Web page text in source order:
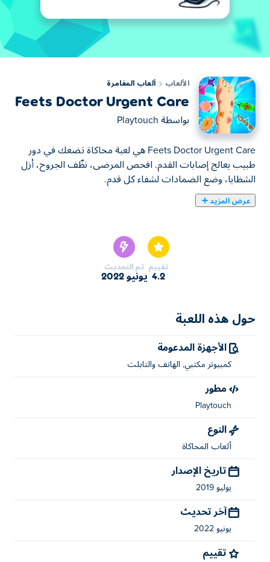
الألعاب ألعاب المغامرة
Feets Doctor Urgent Care
بواسطة Playtouch
Feets Doctor Urgent Care هي لعبة محاكاة تضعك في دور
طبيب يعالج إصابات القدم. افحص المرضى، نظّف الجروح، أزل
الشظايا، وضع الضمادات لشفاء كل قدم.
عرض المزيد
تقييم
4.2
تم التحديث
يونيو 2022
حول هذه اللعبة
الأجهزة المدعومة
كمبيوتر مكتبي, الهاتف والتابلت
مطور
Playtouch
النوع
ألعاب المحاكاة
تاريخ الإصدار
يوليو 2019
آخر تحديث
يونيو 2022
تقييم